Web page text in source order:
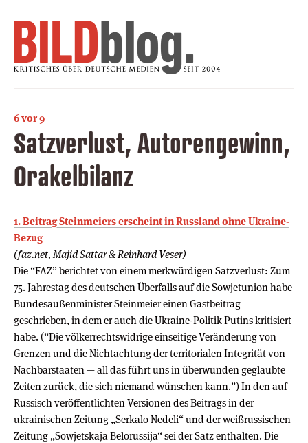
6 vor 9
Satzverlust, Autorengewinn,
Orakelbilanz
1. Beitrag Steinmeiers erscheint in Russland ohne Ukraine-
Bezug
(faz.net, Majid Sattar & Reinhard Veser)
Die “FAZ” berichtet von einem merkwürdigen Satzverlust: Zum
75. Jahrestag des deutschen Überfalls auf die Sowjetunion habe
Bundesaußenminister Steinmeier einen Gastbeitrag
geschrieben, in dem er auch die Ukraine-Politik Putins kritisiert
habe. (“Die völkerrechtswidrige einseitige Veränderung von
Grenzen und die Nichtachtung der territorialen Integrität von
Nachbarstaaten — all das führt uns in überwunden geglaubte
Zeiten zurück, die sich niemand wünschen kann.”) In den auf
Russisch veröffentlichten Versionen des Beitrags in der
ukrainischen Zeitung „Serkalo Nedeli“ und der weißrussischen
Zeitung „Sowjetskaja Belorussija“ sei der Satz enthalten. Die